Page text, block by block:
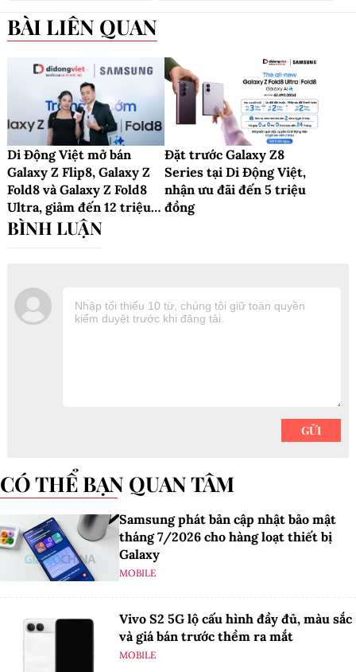
BÀI LIÊN QUAN
Di Động Việt mở bán
Galaxy Z Flip8, Galaxy Z
Fold8 và Galaxy Z Fold8
Ultra, giảm đến 12 triệu
đồng
Đặt trước Galaxy Z8
Series tại Di Động Việt,
nhận ưu đãi đến 5 triệu
đồng
CÓ THỂ BẠN QUAN TÂM
Samsung phát bản cập nhật bảo mật
tháng 7/2026 cho hàng loạt thiết bị
Galaxy
MOBILE
Vivo S2 5G lộ cấu hình đầy đủ, màu sắc
và giá bán trước thềm ra mắt
MOBILE